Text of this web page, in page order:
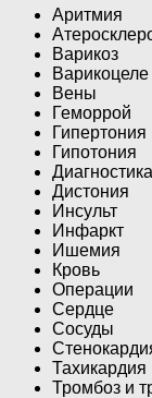
Аритмия
Варикоз
Варикоцеле
Вены
Геморрой
Гипертония
Гипотония
Диагностика
Дистония
Инсульт
Инфаркт
Ишемия
Кровь
Операции
Сердце
Сосуды
Тахикардия
Тромбоз и